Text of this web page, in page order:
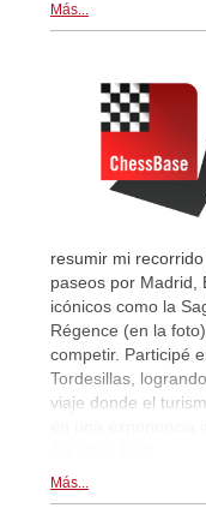
Más...
resumir mi
paseos por Madrid,
icónicos como la
Régence (en la
competir. Participé
Tordesillas,
viaje donde el
Más...